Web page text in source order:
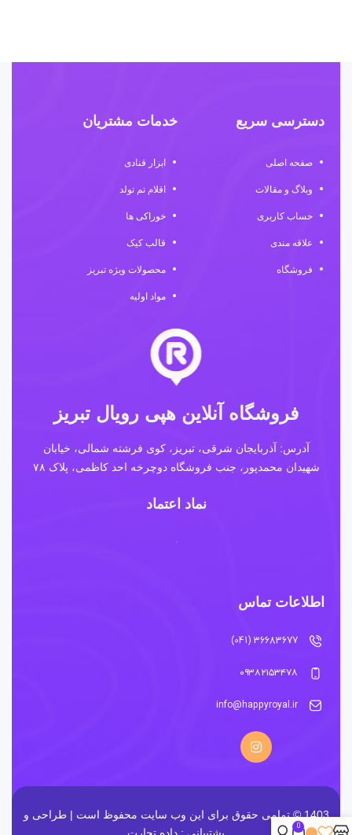
دسترسی سریع
صفحه اصلی
وبلاگ و مقالات
حساب کاربری
علاقه مندی
فروشگاه
خدمات مشتریان
ابزار قنادی
اقلام تم تولد
خوراکی ها
قالب کیک
محصولات ویژه تبریز
مواد اولیه
فروشگاه آنلاین هپی رویال تبریز
آدرس: آذربایجان شرقی، تبریز، کوی فرشته شمالی، خیابان
شهیدان محمدپور، جنب فروشگاه دوچرخه احد کاظمی، پلاک ۷۸
نماد اعتماد
اطلاعات تماس
36683677 (041)
۰۹۳۸۲۱۵۳۴۷۸
info@happyroyal.ir
1403 © تمامی حقوق برای این وب سایت محفوظ است | طراحی و
0